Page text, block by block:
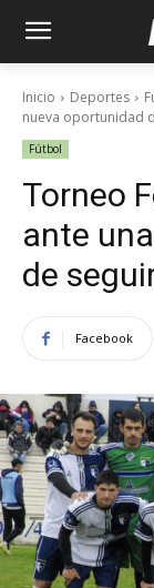
Inicio Deportes
nueva oportunidad
Fútbol
Torneo
ante
de
Facebook